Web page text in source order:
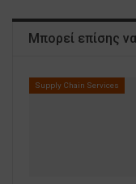
Μπορεί επίσης
Supply Chain Services